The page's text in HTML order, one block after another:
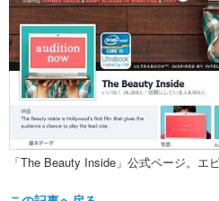
「The Beauty Inside」公式ページ。エ